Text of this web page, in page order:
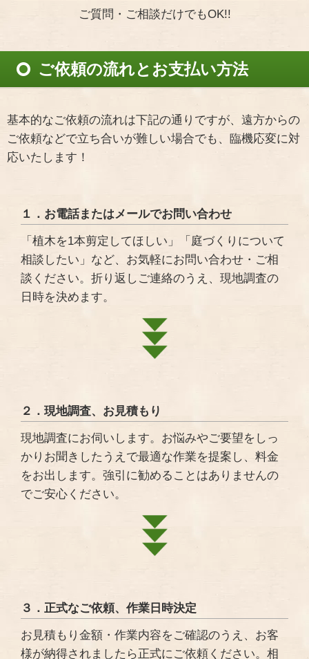
ご質問・ご相談だけでもOK!!
ご依頼の流れとお支払い方法
基本的なご依頼の流れは下記の通りですが、遠方からの
ご依頼などで立ち合いが難しい場合でも、臨機応変に対
応いたします！
１．お電話またはメールでお問い合わせ
「植木を1本剪定してほしい」「庭づくりについて
相談したい」など、お気軽にお問い合わせ・ご相
談ください。折り返しご連絡のうえ、現地調査の
日時を決めます。
２．現地調査、お見積もり
現地調査にお伺いします。お悩みやご要望をしっ
かりお聞きしたうえで最適な作業を提案し、料金
をお出します。強引に勧めることはありませんの
でご安心ください。
３．正式なご依頼、作業日時決定
お見積もり金額・作業内容をご確認のうえ、お客
様が納得されましたら正式にご依頼ください。相